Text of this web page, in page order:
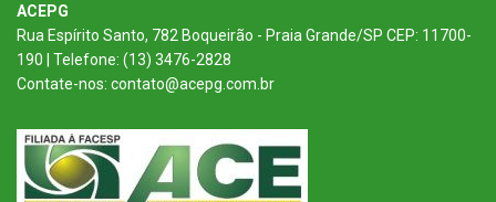
ACEPG
Rua Espírito Santo, 782 Boqueirão - Praia Grande/SP CEP: 11700-
190 | Telefone: (13) 3476-2828
Contate-nos: contato@acepg.com.br